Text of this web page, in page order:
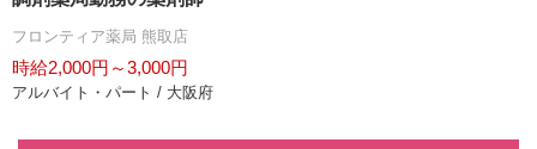
フロンティア薬局 熊取店
時給2,000円～3,000円
アルバイト・パート / 大阪府